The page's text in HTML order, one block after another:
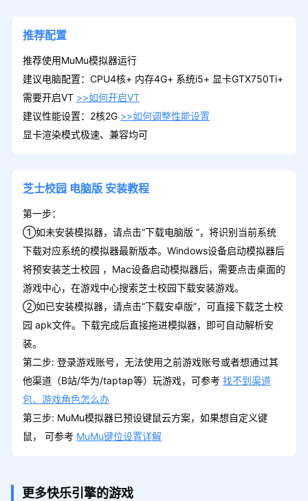
推荐配置
推荐使用MuMu模拟器运行
建议电脑配置：CPU4核+ 内存4G+ 系统i5+ 显卡GTX750Ti+
需要开启VT >>如何开启VT
建议性能设置：2核2G >>如何调整性能设置
显卡渲染模式极速、兼容均可
芝士校园 电脑版 安装教程
第一步：
①如未安装模拟器，请点击“下载电脑版 ”，将识别当前系统
下载对应系统的模拟器最新版本。Windows设备启动模拟器后
将预安装芝士校园 ，Mac设备启动模拟器后，需要点击桌面的
游戏中心，在游戏中心搜索芝士校园下载安装游戏。
②如已安装模拟器，请点击“下载安卓版”，可直接下载芝士校
园 apk文件。下载完成后直接拖进模拟器，即可自动解析安
装。
第二步: 登录游戏账号，无法使用之前游戏账号或者想通过其
他渠道（B站/华为/taptap等）玩游戏，可参考 找不到渠道
包、游戏角色怎么办
第三步: MuMu模拟器已预设键鼠云方案，如果想自定义键
鼠， 可参考 MuMu键位设置详解
更多快乐引擎的游戏